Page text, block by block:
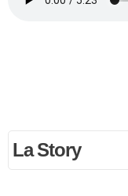
La Story